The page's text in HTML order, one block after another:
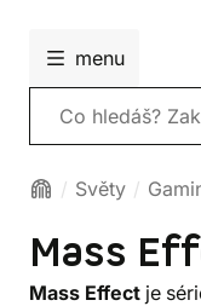
menu
Vyhledávání
Světy
Mass
Mass Effect je